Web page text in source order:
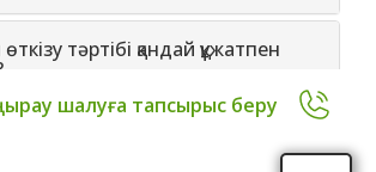
шалуға тапсырыс беру
тәртібі қандай құжатпен